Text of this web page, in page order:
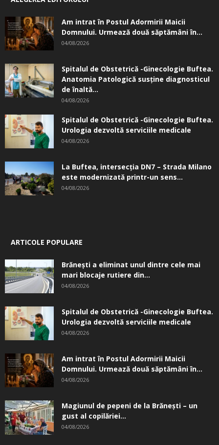
Am intrat în Postul Adormirii Maicii
Domnului. Urmează două săptămâni în...
04/08/2026
Spitalul de Obstetrică -Ginecologie Buftea.
Anatomia Patologică susţine diagnosticul
de înaltă...
04/08/2026
Spitalul de Obstetrică -Ginecologie Buftea.
Urologia dezvoltă serviciile medicale
04/08/2026
La Buftea, intersecţia DN7 – Strada Milano
este modernizată printr-un sens...
04/08/2026
ARTICOLE POPULARE
Brănești a eliminat unul dintre cele mai
mari blocaje rutiere din...
04/08/2026
Spitalul de Obstetrică -Ginecologie Buftea.
Urologia dezvoltă serviciile medicale
04/08/2026
Am intrat în Postul Adormirii Maicii
Domnului. Urmează două săptămâni în...
04/08/2026
Magiunul de pepeni de la Brăneşti – un
gust al copilăriei...
04/08/2026